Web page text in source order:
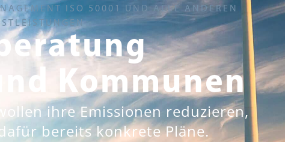
ISO 50001 UND ALLE ANDEREN
Kommunen
ihre Emissionen reduzieren,
bereits konkrete Pläne.